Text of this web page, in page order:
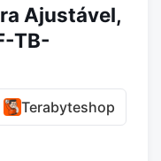
Ajustável,
TB-
Terabyteshop